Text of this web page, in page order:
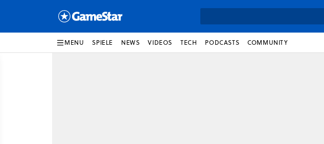
MENU SPIELE NEWS VIDEOS TECH PODCASTS COMMUNITY